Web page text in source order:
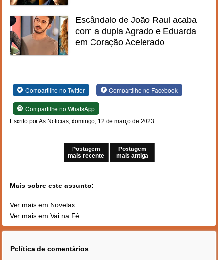
Escândalo de João Raul acaba
com a dupla Agrado e Eduarda
em Coração Acelerado
Compartilhe no Twitter Compartilhe no Facebook
Compartilhe no WhatsApp
Escrito por As Noticias, domingo, 12 de março de 2023
Postagem
mais recente
Postagem
mais antiga
Mais sobre este assunto:
Ver mais em Novelas
Ver mais em Vai na Fé
Política de comentários